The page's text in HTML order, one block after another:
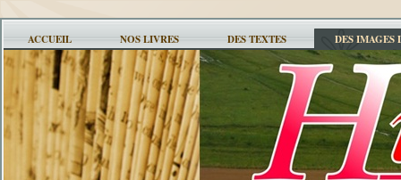
ACCUEIL NOS LIVRES DES TEXTES DES IMAGES